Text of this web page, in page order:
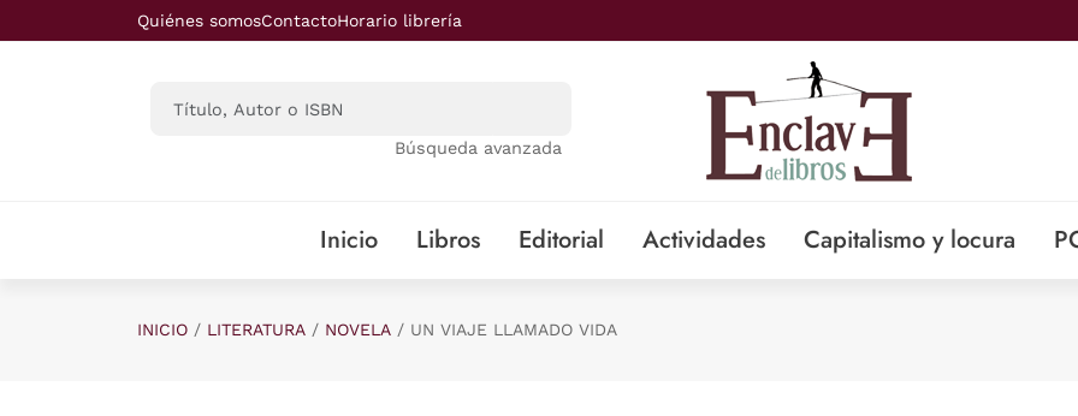
Saltar al contenido principal
Quiénes somosContactoHorario librería
Búsqueda avanzada
Inicio Libros Editorial Actividades Capitalismo y locura
INICIO LITERATURA NOVELA UN VIAJE LLAMADO VIDA